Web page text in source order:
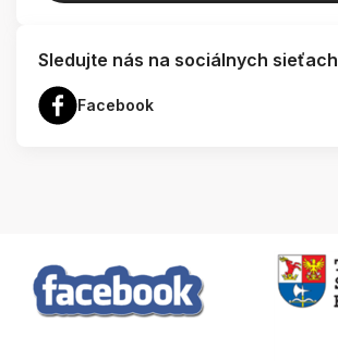
Sledujte nás na sociálnych sieťach
Facebook